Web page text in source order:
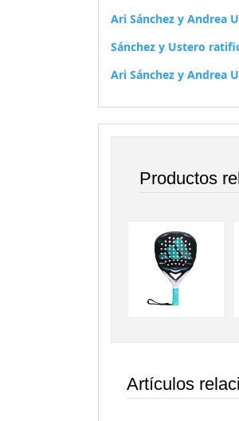
Ari Sánchez y Andrea
Sánchez y Ustero
Ari Sánchez y Andrea
Productos
Artículos